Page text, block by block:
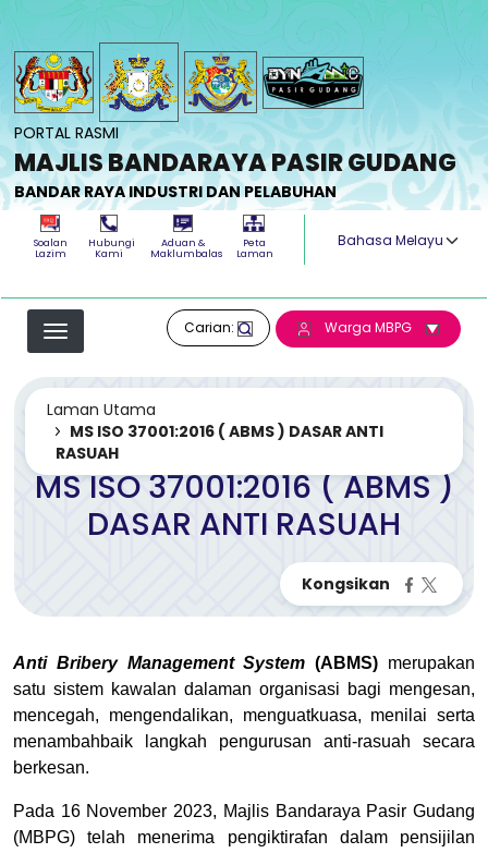
PORTAL RASMI
MAJLIS BANDARAYA PASIR GUDANG
BANDAR RAYA INDUSTRI DAN PELABUHAN
Soalan
Lazim
Hubungi
Kami
Aduan &
Maklumbalas
Peta
Laman
Select your
Carian: Warga MBPG
Laman Utama
MS ISO 37001:2016 ( ABMS ) DASAR ANTI
RASUAH
MS ISO 37001:2016 ( ABMS )
DASAR ANTI RASUAH
Anti Bribery Management System (ABMS) merupakan
satu sistem kawalan dalaman organisasi bagi mengesan,
mencegah, mengendalikan, menguatkuasa, menilai serta
menambahbaik langkah pengurusan anti-rasuah secara
berkesan.
Pada 16 November 2023, Majlis Bandaraya Pasir Gudang
(MBPG) telah menerima pengiktirafan dalam pensijilan